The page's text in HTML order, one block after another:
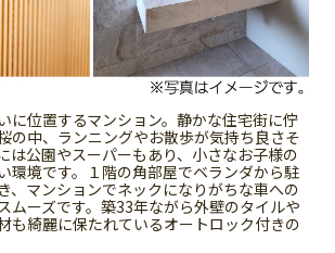
に位置するマンション。静かな住宅街に佇
の中、ランニングやお散歩が気持ち良さそ
は公園やスーパーもあり、小さなお子様の
環境です。１階の角部屋でベランダから駐
、マンションでネックになりがちな車への
ムーズです。築33年ながら外壁のタイルや
も綺麗に保たれているオートロック付きの